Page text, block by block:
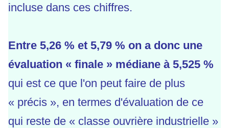
incluse dans ces chiffres.
Entre 5,26 % et 5,79 % on a donc une
évaluation « finale » médiane à 5,525 %
qui est ce que l'on peut faire de plus
« précis », en termes d'évaluation de ce
qui reste de « classe ouvrière industrielle »